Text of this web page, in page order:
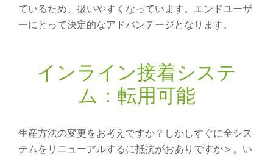
ているため、扱いやすくなっています。エンドユーザ
ーにとって決定的なアドバンテージとなります。
インライン接着システ
ム：転用可能
生産方法の変更をお考えですか？しかしすぐに全シス
テムをリニューアルするに抵抗がおありですか＞。い